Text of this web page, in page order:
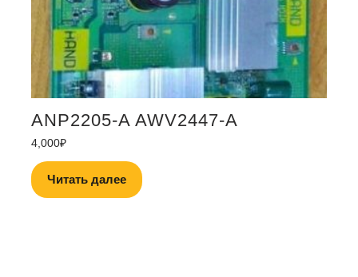
ANP2205-A AWV2447-A
4,000₽
Читать далее